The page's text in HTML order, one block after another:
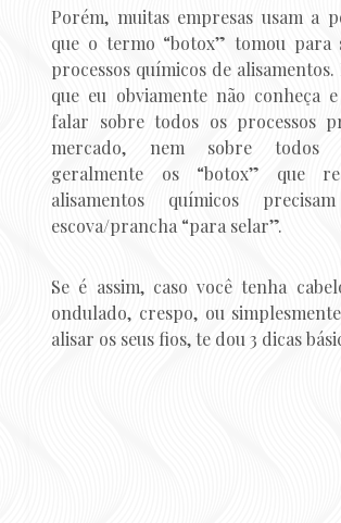
Porém, muitas empresas usam a
que o termo “botox” tomou
processos químicos de alisamentos.
que eu obviamente não conheça
falar sobre todos os processos
mercado, nem sobre todos
geralmente os “botox” que
alisamentos químicos
escova/prancha “para selar”.
Se é assim, caso você tenha
ondulado, crespo, ou
alisar os seus fios, te dou 3 dicas